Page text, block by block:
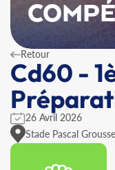
Retour
Cd60 -
26 Avril 2026
Stade Pascal